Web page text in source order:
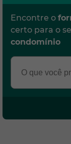
Encontre o
certo para o
condomínio